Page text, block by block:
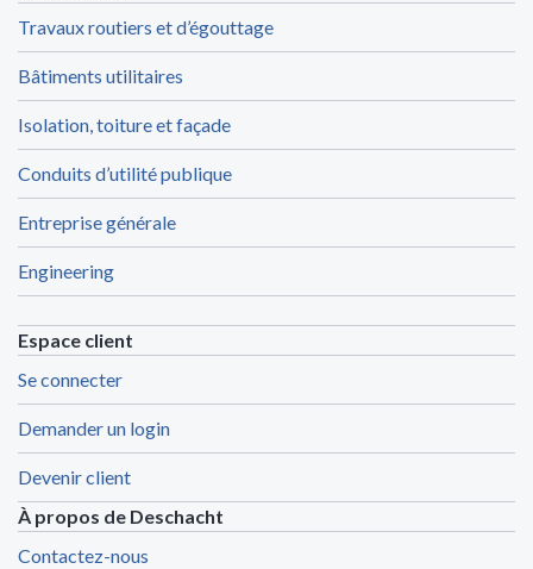
Travaux routiers et d’égouttage
Bâtiments utilitaires
Isolation, toiture et façade
Conduits d’utilité publique
Entreprise générale
Engineering
Espace client
Se connecter
Demander un login
Devenir client
À propos de Deschacht
Contactez-nous